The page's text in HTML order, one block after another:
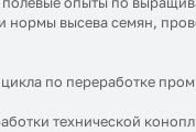
нормы высева семян,
по переработке
технической